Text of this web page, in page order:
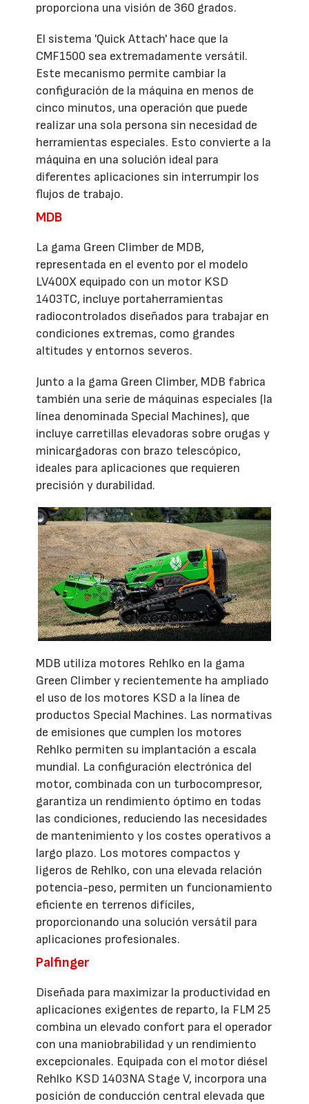
proporciona una visión de 360 grados.
El sistema 'Quick Attach' hace que la
CMF1500 sea extremadamente versátil.
Este mecanismo permite cambiar la
configuración de la máquina en menos de
cinco minutos, una operación que puede
realizar una sola persona sin necesidad de
herramientas especiales. Esto convierte a la
máquina en una solución ideal para
diferentes aplicaciones sin interrumpir los
flujos de trabajo.
MDB
La gama Green Climber de MDB,
representada en el evento por el modelo
LV400X equipado con un motor KSD
1403TC, incluye portaherramientas
radiocontrolados diseñados para trabajar en
condiciones extremas, como grandes
altitudes y entornos severos.
Junto a la gama Green Climber, MDB fabrica
también una serie de máquinas especiales (la
línea denominada Special Machines), que
incluye carretillas elevadoras sobre orugas y
minicargadoras con brazo telescópico,
ideales para aplicaciones que requieren
precisión y durabilidad.
MDB utiliza motores Rehlko en la gama
Green Climber y recientemente ha ampliado
el uso de los motores KSD a la línea de
productos Special Machines. Las normativas
de emisiones que cumplen los motores
Rehlko permiten su implantación a escala
mundial. La configuración electrónica del
motor, combinada con un turbocompresor,
garantiza un rendimiento óptimo en todas
las condiciones, reduciendo las necesidades
de mantenimiento y los costes operativos a
largo plazo. Los motores compactos y
ligeros de Rehlko, con una elevada relación
potencia-peso, permiten un funcionamiento
eficiente en terrenos difíciles,
proporcionando una solución versátil para
aplicaciones profesionales.
Palfinger
Diseñada para maximizar la productividad en
aplicaciones exigentes de reparto, la FLM 25
combina un elevado confort para el operador
con una maniobrabilidad y un rendimiento
excepcionales. Equipada con el motor diésel
Rehlko KSD 1403NA Stage V, incorpora una
posición de conducción central elevada que